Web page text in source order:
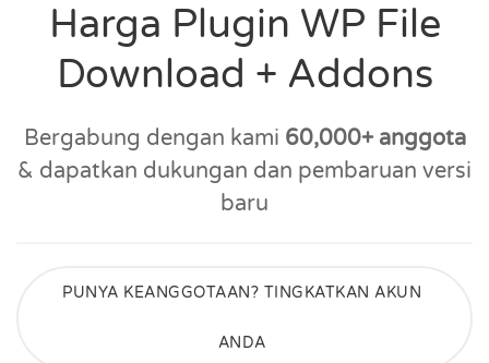
Harga Plugin WP File
Download + Addons
Bergabung dengan kami 60,000+ anggota
& dapatkan dukungan dan pembaruan versi
baru
PUNYA KEANGGOTAAN? TINGKATKAN AKUN
ANDA